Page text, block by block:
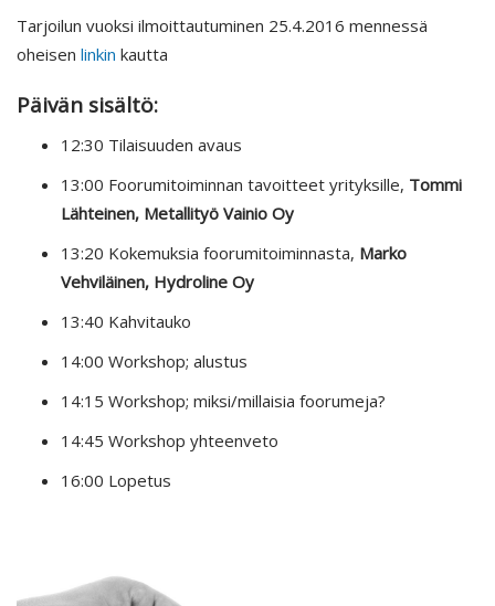
Tarjoilun vuoksi ilmoittautuminen 25.4.2016 mennessä
oheisen linkin kautta
Päivän sisältö:
12:30 Tilaisuuden avaus
13:00 Foorumitoiminnan tavoitteet yrityksille, Tommi
Lähteinen, Metallityö Vainio Oy
13:20 Kokemuksia foorumitoiminnasta, Marko
Vehviläinen, Hydroline Oy
13:40 Kahvitauko
14:00 Workshop; alustus
14:15 Workshop; miksi/millaisia foorumeja?
14:45 Workshop yhteenveto
16:00 Lopetus